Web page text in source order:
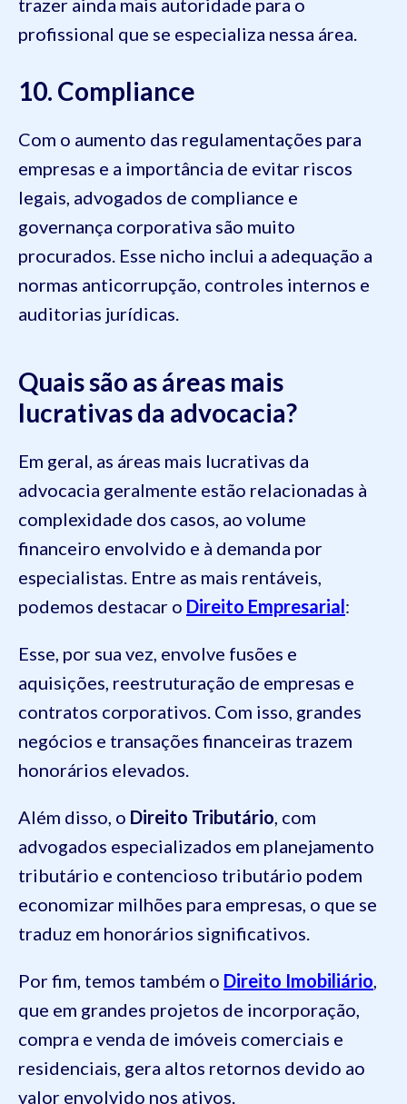
profissional que se especializa nessa área.
10. Compliance
Com o aumento das regulamentações para
empresas e a importância de evitar riscos
legais, advogados de compliance e
governança corporativa são muito
procurados. Esse nicho inclui a adequação a
normas anticorrupção, controles internos e
auditorias jurídicas.
Quais são as áreas mais
lucrativas da advocacia?
Em geral, as áreas mais lucrativas da
advocacia geralmente estão relacionadas à
complexidade dos casos, ao volume
financeiro envolvido e à demanda por
especialistas. Entre as mais rentáveis,
podemos destacar o Direito Empresarial:
Esse, por sua vez, envolve fusões e
aquisições, reestruturação de empresas e
contratos corporativos. Com isso, grandes
negócios e transações financeiras trazem
honorários elevados.
Além disso, o Direito Tributário , com
advogados especializados em planejamento
tributário e contencioso tributário podem
economizar milhões para empresas, o que se
traduz em honorários significativos.
Por fim, temos também o Direito Imobiliário
que em grandes projetos de incorporação,
compra e venda de imóveis comerciais e
residenciais, gera altos retornos devido ao
valor envolvido nos ativos.